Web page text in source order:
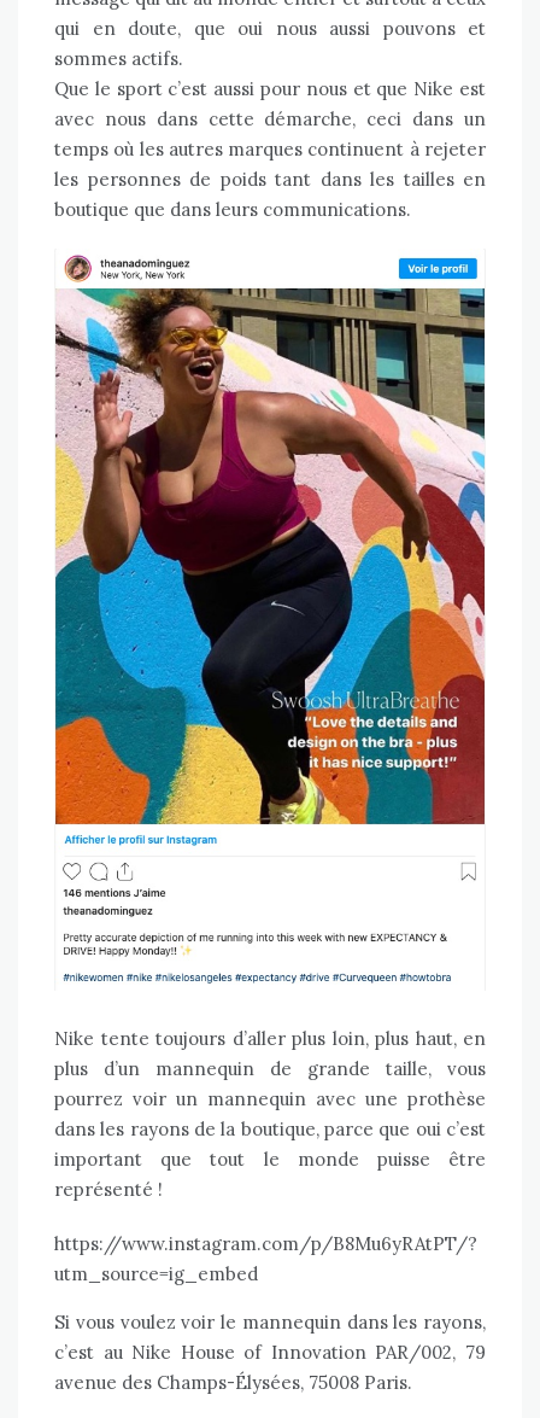
qui en doute, que oui nous aussi pouvons et
sommes actifs.
Que le sport c’est aussi pour nous et que Nike est
avec nous dans cette démarche, ceci dans un
temps où les autres marques continuent à rejeter
les personnes de poids tant dans les tailles en
boutique que dans leurs communications.
Nike tente toujours d’aller plus loin, plus haut, en
plus d’un mannequin de grande taille, vous
pourrez voir un mannequin avec une prothèse
dans les rayons de la boutique, parce que oui c’est
important que tout le monde puisse être
représenté !
https://www.instagram.com/p/B8Mu6yRAtPT/?
utm_source=ig_embed
Si vous voulez voir le mannequin dans les rayons,
c’est au Nike House of Innovation PAR/002, 79
avenue des Champs-Élysées, 75008 Paris.